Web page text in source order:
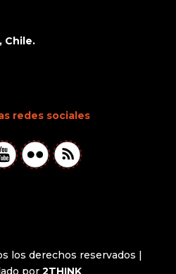
Chile.
redes sociales
los derechos reservados |